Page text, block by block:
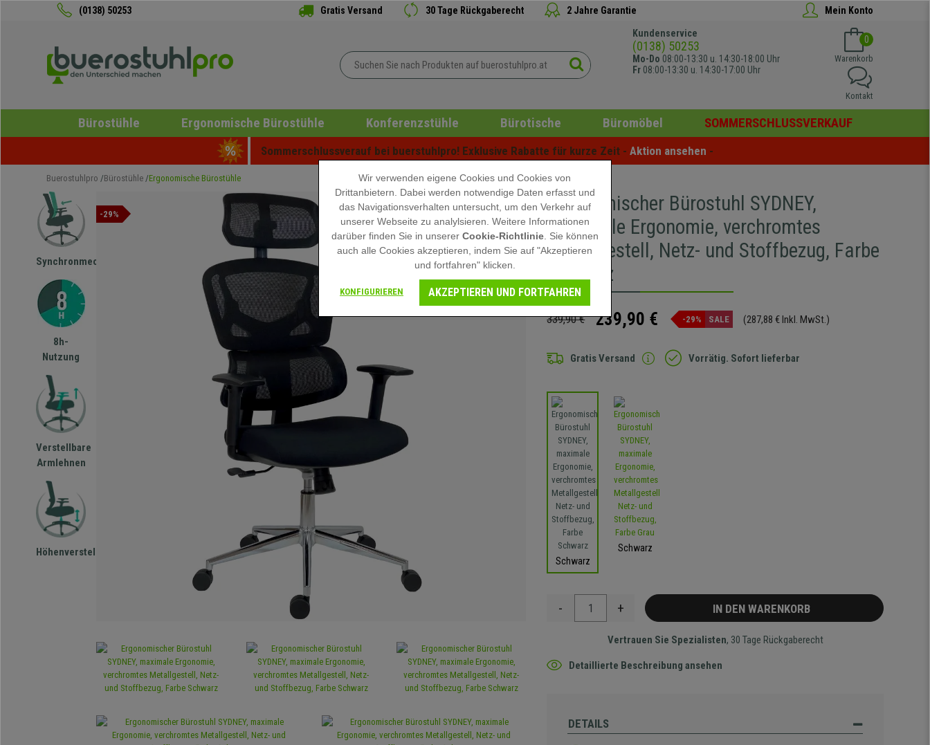
(0138) 50253 Gratis Versand 30 Tage Rückgaberecht 2 Jahre Garantie Mein Konto
Kundenservice
(0138) 50253
Mo-Do 08:00-13:30 u. 14:30-18:00 Uhr
Fr 08:00-13:30 u. 14:30-17:00 Uhr
0
Warenkorb
Kontakt
Bürostühle Ergonomische Bürostühle Konferenzstühle Bürotische Büromöbel SOMMERSCHLUSSVERKAUF
Sommerschlussverauf bei buerstuhlpro! Exklusive Rabatte für kurze Zeit - Aktion ansehen -
Buerostuhlpro Bürostühle Ergonomische Bürostühle
Synchronmechanik
8h-
Nutzung
Verstellbare
Armlehnen
Höhenverstellbar
-29%
Ergonomischer Bürostuhl SYDNEY,
maximale Ergonomie, verchromtes
Metallgestell, Netz- und Stoffbezug, Farbe
Schwarz
339,90 € 239,90 € -29% SALE (287,88 € Inkl. MwSt.)
Gratis Versand Vorrätig. Sofort lieferbar
Schwarz
Schwarz
- + IN DEN WARENKORB
Vertrauen Sie Spezialisten, 30 Tage Rückgaberecht
Detaillierte Beschreibung ansehen
DETAILS
Wir verwenden eigene Cookies und Cookies von
Drittanbietern. Dabei werden notwendige Daten erfasst und
das Navigationsverhalten untersucht, um den Verkehr auf
unserer Webseite zu analylsieren. Weitere Informationen
darüber finden Sie in unserer Cookie-Richtlinie. Sie können
auch alle Cookies akzeptieren, indem Sie auf "Akzeptieren
und fortfahren" klicken.
KONFIGURIEREN AKZEPTIEREN UND FORTFAHREN